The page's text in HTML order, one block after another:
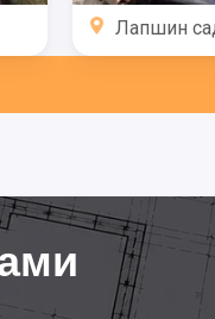
Лапшин